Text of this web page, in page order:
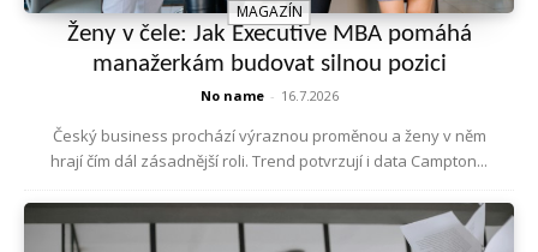
MAGAZÍN
Ženy v čele: Jak Executive MBA pomáhá
manažerkám budovat silnou pozici
No name - 16.7.2026
Český business prochází výraznou proměnou a ženy v něm
hrají čím dál zásadnější roli. Trend potvrzují i data Campton...